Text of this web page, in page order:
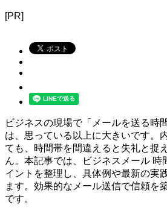
[PR]
ビジネスの現場で「メールを送る時
は、思っている以上に大きいです。
ても、時間帯を間違えると失礼と捉
ん。本記事では、ビジネスメール 時
イントを整理し、具体例や最新の実
ます。効果的なメール送信で信頼を
です。